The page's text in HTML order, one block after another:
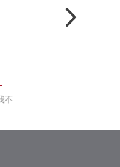
我今年上小学三年级了，我不怕疼，打疫苗是为了抵抗新冠病毒。11日，在重庆市沙坪坝区青木关小学内，8岁的杨定锦对记者说。当天，在老师和